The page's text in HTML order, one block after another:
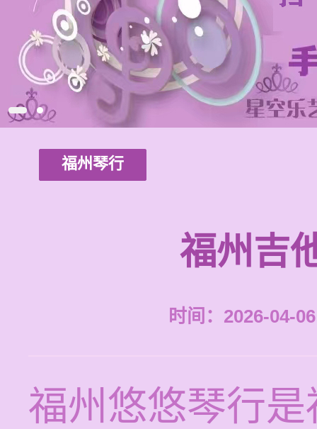
福州琴行
福州吉
时间：2026-04-
福州悠悠琴行